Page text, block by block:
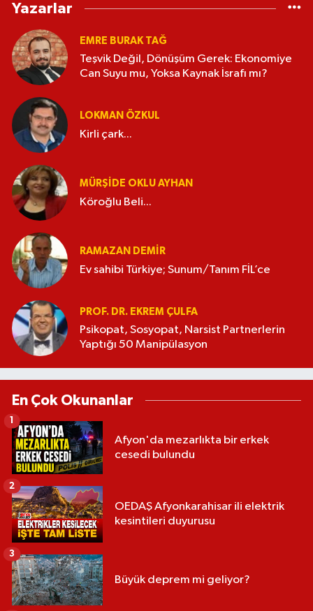
Yazarlar
EMRE BURAK TAĞ
Teşvik Değil, Dönüşüm Gerek: Ekonomiye
Can Suyu mu, Yoksa Kaynak İsrafı mı?
LOKMAN ÖZKUL
Kirli çark...
MÜRŞIDE OKLU AYHAN
Köroğlu Beli...
RAMAZAN DEMİR
Ev sahibi Türkiye; Sunum/Tanım FİL’ce
PROF. DR. EKREM ÇULFA
Psikopat, Sosyopat, Narsist Partnerlerin
Yaptığı 50 Manipülasyon
En Çok Okunanlar
Afyon'da mezarlıkta bir erkek
cesedi bulundu
1
OEDAŞ Afyonkarahisar ili elektrik
kesintileri duyurusu
2
Büyük deprem mi geliyor?
3